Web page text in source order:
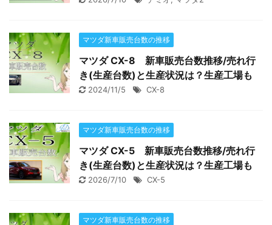
マツダ新車販売台数の推移
マツダ CX-8 新車販売台数推移/売れ行
き(生産台数)と生産状況は？生産工場も
2024/11/5 CX-8
マツダ新車販売台数の推移
マツダ CX-5 新車販売台数推移/売れ行
き(生産台数)と生産状況は？生産工場も
2026/7/10 CX-5
マツダ新車販売台数の推移